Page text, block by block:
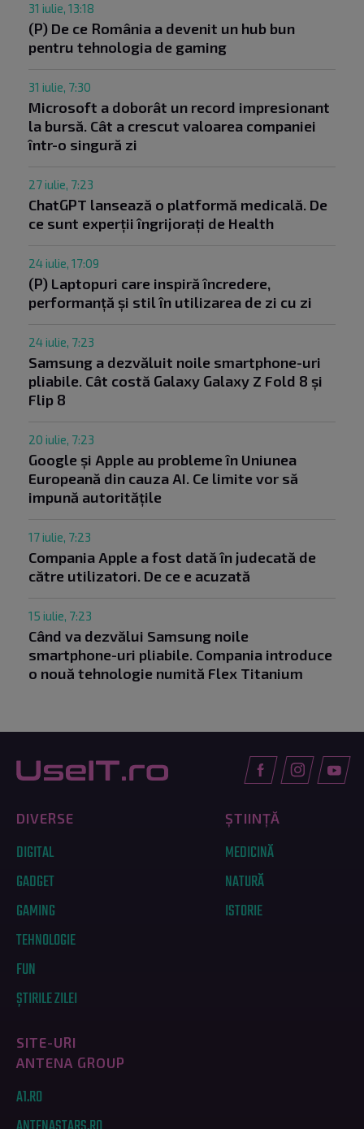
31 iulie, 13:18
(P) De ce România a devenit un hub bun
pentru tehnologia de gaming
31 iulie, 7:30
Microsoft a doborât un record impresionant
la bursă. Cât a crescut valoarea companiei
într-o singură zi
27 iulie, 7:23
ChatGPT lansează o platformă medicală. De
ce sunt experții îngrijorați de Health
24 iulie, 17:09
(P) Laptopuri care inspiră încredere,
performanță și stil în utilizarea de zi cu zi
24 iulie, 7:23
Samsung a dezvăluit noile smartphone-uri
pliabile. Cât costă Galaxy Galaxy Z Fold 8 și
Flip 8
20 iulie, 7:23
Google și Apple au probleme în Uniunea
Europeană din cauza AI. Ce limite vor să
impună autoritățile
17 iulie, 7:23
Compania Apple a fost dată în judecată de
către utilizatori. De ce e acuzată
15 iulie, 7:23
Când va dezvălui Samsung noile
smartphone-uri pliabile. Compania introduce
o nouă tehnologie numită Flex Titanium
DIVERSE
DIGITAL
GADGET
GAMING
TEHNOLOGIE
FUN
ȘTIRILE ZILEI
ȘTIINȚĂ
MEDICINĂ
NATURĂ
ISTORIE
SITE-URI
ANTENA GROUP
A1.RO